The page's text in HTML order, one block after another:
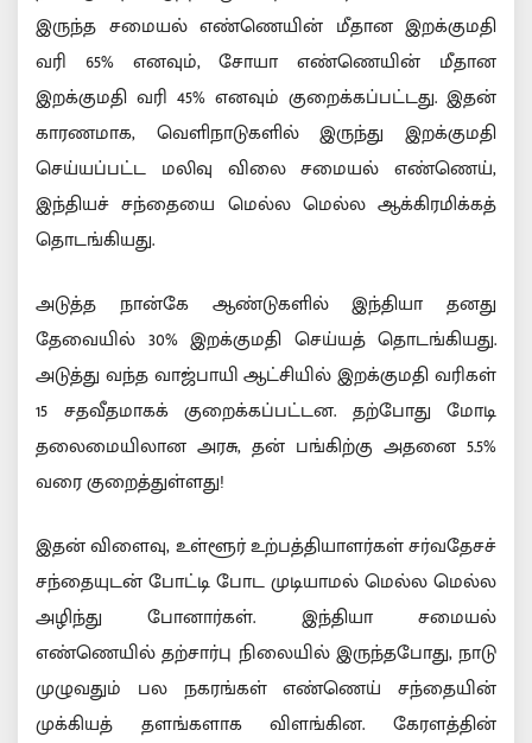
இருந்த சமையல் எண்ணெயின் மீதான இறக்குமதி
வரி 65% எனவும், சோயா எண்ணெயின் மீதான
இறக்குமதி வரி 45% எனவும் குறைக்கப்பட்டது. இதன்
காரணமாக, வெளிநாடுகளில் இருந்து இறக்குமதி
செய்யப்பட்ட மலிவு விலை சமையல் எண்ணெய்,
இந்தியச் சந்தையை மெல்ல மெல்ல ஆக்கிரமிக்கத்
தொடங்கியது.
அடுத்த நான்கே ஆண்டுகளில் இந்தியா தனது
தேவையில் 30% இறக்குமதி செய்யத் தொடங்கியது.
அடுத்து வந்த வாஜ்பாயி ஆட்சியில் இறக்குமதி வரிகள்
15 சதவீதமாகக் குறைக்கப்பட்டன. தற்போது மோடி
தலைமையிலான அரசு, தன் பங்கிற்கு அதனை 5.5%
வரை குறைத்துள்ளது!
இதன் விளைவு, உள்ளூர் உற்பத்தியாளர்கள் சர்வதேசச்
சந்தையுடன் போட்டி போட முடியாமல் மெல்ல மெல்ல
அழிந்து போனார்கள். இந்தியா சமையல்
எண்ணெயில் தற்சார்பு நிலையில் இருந்தபோது, நாடு
முழுவதும் பல நகரங்கள் எண்ணெய் சந்தையின்
முக்கியத் தளங்களாக விளங்கின. கேரளத்தின்